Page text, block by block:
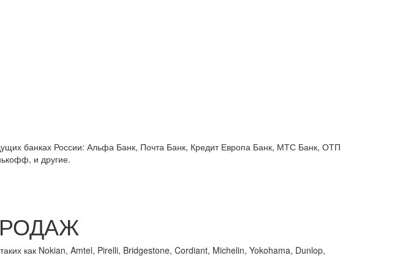
банках России: Альфа Банк, Почта Банк, Кредит Европа Банк, МТС Банк, ОТП
и другие.
как Nokian, Amtel, Pirelli, Bridgestone, Cordiant, Michelin, Yokohama, Dunlop,